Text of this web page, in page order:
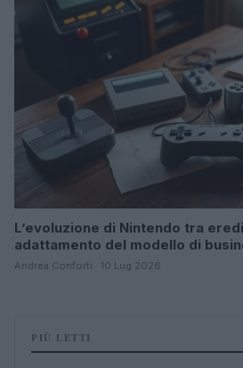
L’evoluzione di Nintendo tra
adattamento del modello di
Andrea Conforti · 10 Lug 2026
PIÙ LETTI